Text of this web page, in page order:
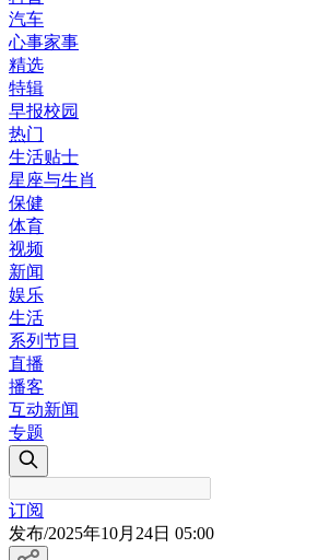
汽车
心事家事
精选
特辑
早报校园
热门
生活贴士
星座与生肖
保健
体育
视频
新闻
娱乐
生活
系列节目
直播
播客
互动新闻
专题
订阅
发布/2025年10月24日 05:00